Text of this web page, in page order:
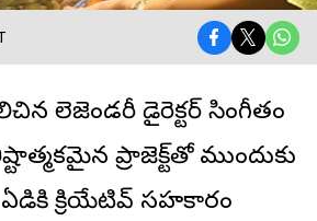
లెజెండరీ డైరెక్టర్ సింగీతం
ప్రాజెక్ట్‌తో ముందుకు
ఏడికి క్రియేటివ్ సహకారం